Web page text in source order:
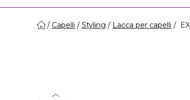
Capelli Styling Lacca per capelli